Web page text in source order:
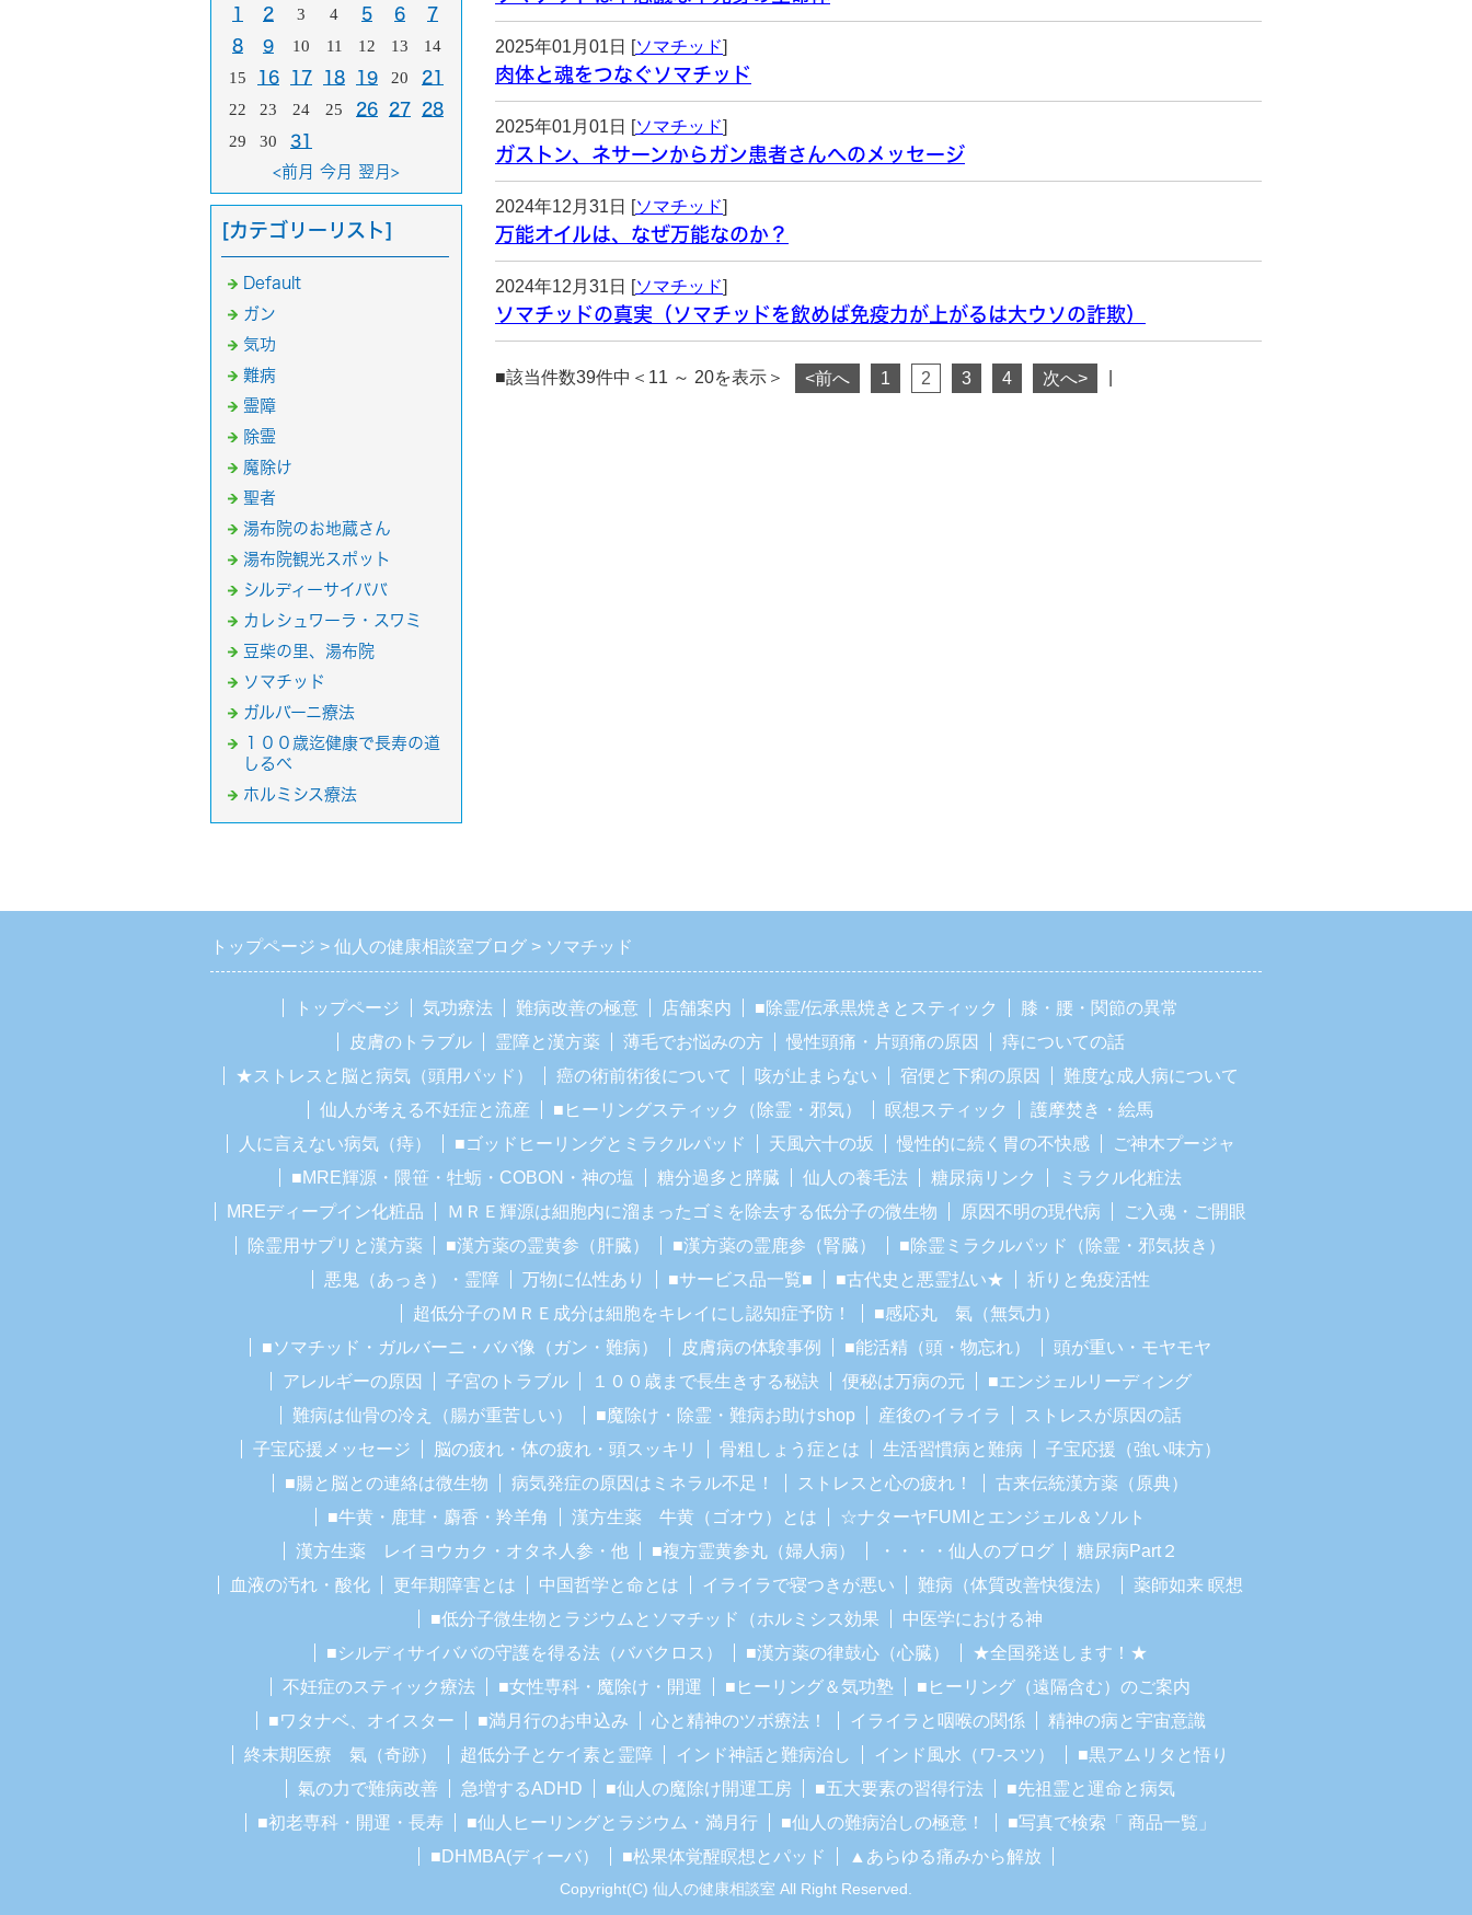
2025年01月01日 [ソマチッド]
肉体と魂をつなぐソマチッド
2025年01月01日 [ソマチッド]
ガストン、ネサーンからガン患者さんへのメッセージ
2024年12月31日 [ソマチッド]
万能オイルは、なぜ万能なのか？
2024年12月31日 [ソマチッド]
ソマチッドの真実（ソマチッドを飲めば免疫力が上がるは大ウソの詐欺）
■該当件数39件中＜11 ～ 20を表示＞ <前へ 1 2 3 4 次へ>
1 2 3 4 5 6
7
8
9 10 11 12 13
14
15
16 17 18 19 20 21
22 23 24 25 26 27 28
29 30
31
<前月 今月 翌月>
[カテゴリーリスト]
Default
ガン
気功
難病
霊障
除霊
魔除け
聖者
湯布院のお地蔵さん
湯布院観光スポット
シルディーサイババ
カレシュワーラ・スワミ
豆柴の里、湯布院
ソマチッド
ガルバーニ療法
１００歳迄健康で長寿の道
しるべ
ホルミシス療法
トップページ 仙人の健康相談室ブログ ソマチッド
トップページ 気功療法 難病改善の極意 店舗案内 ■除霊/伝承黒焼きとスティック
膝・腰・関節の異常
皮膚のトラブル
霊障と漢方薬 薄毛でお悩みの方 慢性頭痛・片頭痛の原因
痔についての話
★ストレスと脳と病気（頭用パッド）
癌の術前術後について 咳が止まらない 宿便と下痢の原因
難度な成人病について
仙人が考える不妊症と流産
■ヒーリングスティック（除霊・邪気） 瞑想スティック
護摩焚き・絵馬
人に言えない病気（痔）
■ゴッドヒーリングとミラクルパッド 天風六十の坂 慢性的に続く胃の不快感
ご神木プージャ
■MRE輝源・隈笹・牡蛎・COBON・神の塩
糖分過多と膵臓 仙人の養毛法 糖尿病リンク
ミラクル化粧法
MREディープイン化粧品
ＭＲＥ輝源は細胞内に溜まったゴミを除去する低分子の微生物 原因不明の現代病
ご入魂・ご開眼
除霊用サプリと漢方薬
■漢方薬の霊黄参（肝臓） ■漢方薬の霊鹿参（腎臓）
■除霊ミラクルパッド（除霊・邪気抜き）
悪鬼（あっき）・霊障
万物に仏性あり ■サービス品一覧■ ■古代史と悪霊払い★
祈りと免疫活性
超低分子のＭＲＥ成分は細胞をキレイにし認知症予防！
■感応丸 氣（無気力）
■ソマチッド・ガルバーニ・ババ像（ガン・難病）
皮膚病の体験事例 ■能活精（頭・物忘れ）
頭が重い・モヤモヤ
アレルギーの原因
子宮のトラブル １００歳まで長生きする秘訣 便秘は万病の元
■エンジェルリーディング
難病は仙骨の冷え（腸が重苦しい）
■魔除け・除霊・難病お助けshop 産後のイライラ
ストレスが原因の話
子宝応援メッセージ
脳の疲れ・体の疲れ・頭スッキリ 骨粗しょう症とは 生活習慣病と難病
子宝応援（強い味方）
■腸と脳との連絡は微生物
病気発症の原因はミネラル不足！ ストレスと心の疲れ！
古来伝統漢方薬（原典）
■牛黄・鹿茸・麝香・羚羊角
漢方生薬 牛黄（ゴオウ）とは
☆ナターヤFUMIとエンジェル＆ソルト
漢方生薬 レイヨウカク・オタネ人参・他
■複方霊黄参丸（婦人病） ・・・・仙人のブログ
糖尿病Part２
血液の汚れ・酸化
更年期障害とは 中国哲学と命とは イライラで寝つきが悪い 難病（体質改善快復法）
薬師如来 瞑想
■低分子微生物とラジウムとソマチッド（ホルミシス効果
中医学における神
■シルディサイババの守護を得る法（ババクロス）
■漢方薬の律鼓心（心臓）
★全国発送します！★
不妊症のスティック療法
■女性専科・魔除け・開運 ■ヒーリング＆気功塾
■ヒーリング（遠隔含む）のご案内
■ワタナベ、オイスター
■満月行のお申込み 心と精神のツボ療法！ イライラと咽喉の関係
精神の病と宇宙意識
終末期医療 氣（奇跡）
超低分子とケイ素と霊障 インド神話と難病治し インド風水（ワ-スツ）
■黒アムリタと悟り
氣の力で難病改善
急増するADHD ■仙人の魔除け開運工房 ■五大要素の習得行法
■先祖霊と運命と病気
■初老専科・開運・長寿
■仙人ヒーリングとラジウム・満月行 ■仙人の難病治しの極意！
■写真で検索「 商品一覧」
■DHMBA(ディーバ）
■松果体覚醒瞑想とパッド ▲あらゆる痛みから解放
Copyright(C) 仙人の健康相談室 All Right Reserved.